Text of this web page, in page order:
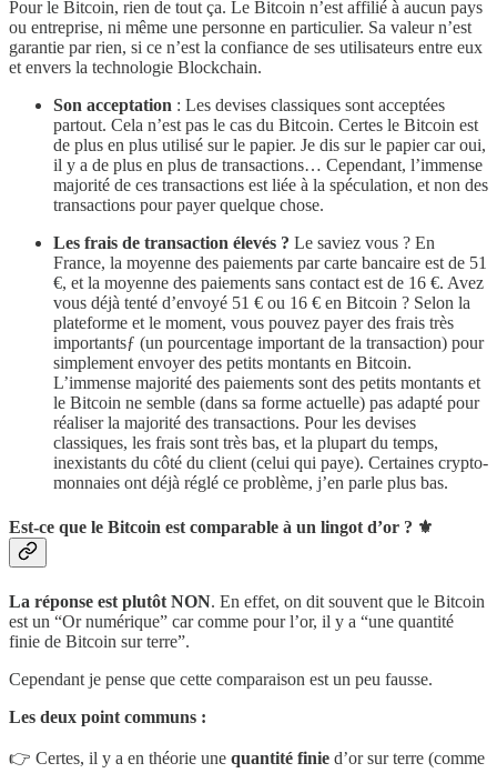
Pour le Bitcoin, rien de tout ça. Le Bitcoin n’est affilié à aucun pays
ou entreprise, ni même une personne en particulier. Sa valeur n’est
garantie par rien, si ce n’est la confiance de ses utilisateurs entre eux
et envers la technologie Blockchain.
Son acceptation : Les devises classiques sont acceptées
partout. Cela n’est pas le cas du Bitcoin. Certes le Bitcoin est
de plus en plus utilisé sur le papier. Je dis sur le papier car oui,
il y a de plus en plus de transactions… Cependant, l’immense
majorité de ces transactions est liée à la spéculation, et non des
transactions pour payer quelque chose.
Les frais de transaction élevés ? Le saviez vous ? En
France, la moyenne des paiements par carte bancaire est de 51
€, et la moyenne des paiements sans contact est de 16 €. Avez
vous déjà tenté d’envoyé 51 € ou 16 € en Bitcoin ? Selon la
plateforme et le moment, vous pouvez payer des frais très
importantsƒ (un pourcentage important de la transaction) pour
simplement envoyer des petits montants en Bitcoin.
L’immense majorité des paiements sont des petits montants et
le Bitcoin ne semble (dans sa forme actuelle) pas adapté pour
réaliser la majorité des transactions. Pour les devises
classiques, les frais sont très bas, et la plupart du temps,
inexistants du côté du client (celui qui paye). Certaines crypto-
monnaies ont déjà réglé ce problème, j’en parle plus bas.
Est-ce que le Bitcoin est comparable à un lingot d’or ? ⚜️
La réponse est plutôt NON. En effet, on dit souvent que le Bitcoin
est un “Or numérique” car comme pour l’or, il y a “une quantité
finie de Bitcoin sur terre”.
Cependant je pense que cette comparaison est un peu fausse.
Les deux point communs :
👉 Certes, il y a en théorie une quantité finie d’or sur terre (comme